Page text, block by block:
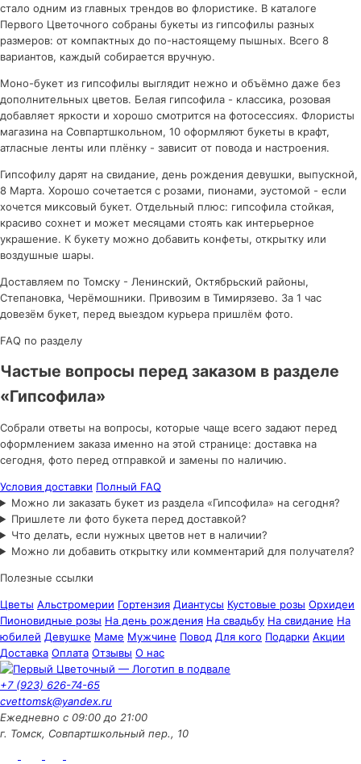
стало одним из главных трендов во флористике. В каталоге
Первого Цветочного собраны букеты из гипсофилы разных
размеров: от компактных до по-настоящему пышных. Всего 8
вариантов, каждый собирается вручную.
Моно-букет из гипсофилы выглядит нежно и объёмно даже без
дополнительных цветов. Белая гипсофила - классика, розовая
добавляет яркости и хорошо смотрится на фотосессиях. Флористы
магазина на Совпартшкольном, 10 оформляют букеты в крафт,
атласные ленты или плёнку - зависит от повода и настроения.
Гипсофилу дарят на свидание, день рождения девушки, выпускной,
8 Марта. Хорошо сочетается с розами, пионами, эустомой - если
хочется миксовый букет. Отдельный плюс: гипсофила стойкая,
красиво сохнет и может месяцами стоять как интерьерное
украшение. К букету можно добавить конфеты, открытку или
воздушные шары.
Доставляем по Томску - Ленинский, Октябрьский районы,
Степановка, Черёмошники. Привозим в Тимирязево. За 1 час
довезём букет, перед выездом курьера пришлём фото.
FAQ по разделу
Частые вопросы перед заказом в разделе
«Гипсофила»
Собрали ответы на вопросы, которые чаще всего задают перед
оформлением заказа именно на этой странице: доставка на
сегодня, фото перед отправкой и замены по наличию.
Условия доставки Полный FAQ
Можно ли заказать букет из раздела «Гипсофила» на сегодня?
Пришлете ли фото букета перед доставкой?
Что делать, если нужных цветов нет в наличии?
Можно ли добавить открытку или комментарий для получателя?
Полезные ссылки
Цветы Альстромерии Гортензия Диантусы Кустовые розы Орхидеи
Пионовидные розы На день рождения На свадьбу На свидание На
юбилей Девушке Маме Мужчине Повод Для кого Подарки Акции
Доставка Оплата Отзывы О нас
+7 (923) 626-74-65
cvettomsk@yandex.ru
Ежедневно с 09:00 до 21:00
г. Томск, Совпартшкольный пер., 10